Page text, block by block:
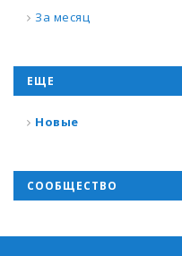
За месяц
ЕЩЕ
Новые
СООБЩЕСТВО